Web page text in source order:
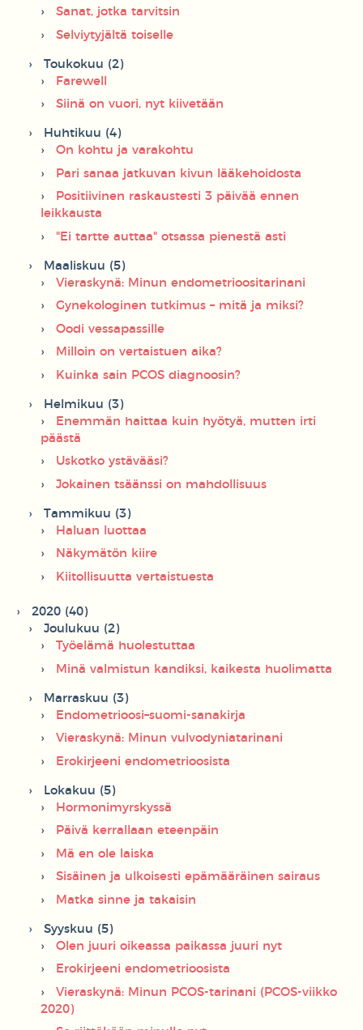
Sanat, jotka tarvitsin
Selviytyjältä toiselle
Toukokuu (2)
Farewell
Siinä on vuori, nyt kiivetään
Huhtikuu (4)
On kohtu ja varakohtu
Pari sanaa jatkuvan kivun lääkehoidosta
Positiivinen raskaustesti 3 päivää ennen
leikkausta
"Ei tartte auttaa" otsassa pienestä asti
Maaliskuu (5)
Vieraskynä: Minun endometrioositarinani
Gynekologinen tutkimus – mitä ja miksi?
Oodi vessapassille
Milloin on vertaistuen aika?
Kuinka sain PCOS diagnoosin?
Helmikuu (3)
Enemmän haittaa kuin hyötyä, mutten irti
päästä
Uskotko ystävääsi?
Jokainen tsäänssi on mahdollisuus
Tammikuu (3)
Haluan luottaa
Näkymätön kiire
Kiitollisuutta vertaistuesta
2020 (40)
Joulukuu (2)
Työelämä huolestuttaa
Minä valmistun kandiksi, kaikesta huolimatta
Marraskuu (3)
Endometrioosi–suomi-sanakirja
Vieraskynä: Minun vulvodyniatarinani
Erokirjeeni endometrioosista
Lokakuu (5)
Hormonimyrskyssä
Päivä kerrallaan eteenpäin
Mä en ole laiska
Sisäinen ja ulkoisesti epämääräinen sairaus
Matka sinne ja takaisin
Syyskuu (5)
Olen juuri oikeassa paikassa juuri nyt
Erokirjeeni endometrioosista
Vieraskynä: Minun PCOS-tarinani (PCOS-viikko
2020)